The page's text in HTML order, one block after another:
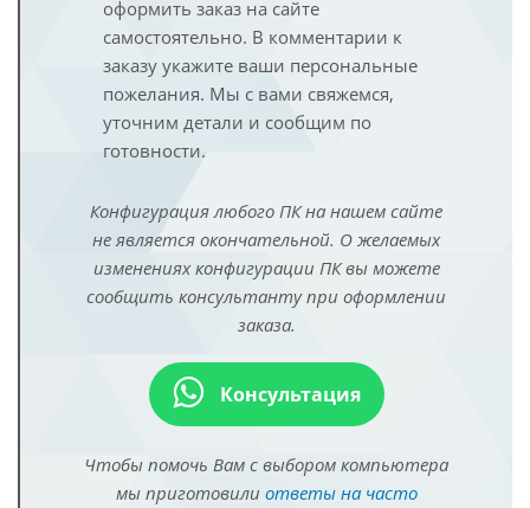
оформить заказ на сайте
самостоятельно. В комментарии к
заказу укажите ваши персональные
пожелания. Мы с вами свяжемся,
уточним детали и сообщим по
готовности.
Конфигурация любого ПК на нашем сайте
не является окончательной. О желаемых
изменениях конфигурации ПК вы можете
сообщить консультанту при оформлении
заказа.
Консультация
Чтобы помочь Вам с выбором компьютера
мы приготовили ответы на часто